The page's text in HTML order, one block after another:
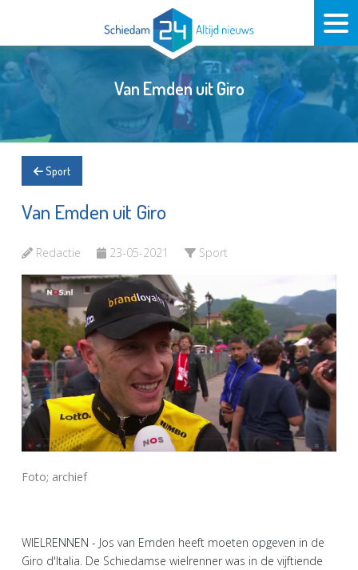
Van Emden uit Giro
Sport
Van Emden uit Giro
Redactie 23-05-2021 Sport
Foto; archief
WIELRENNEN - Jos van Emden heeft moeten opgeven in de
Giro d'Italia. De Schiedamse wielrenner was in de vijftiende